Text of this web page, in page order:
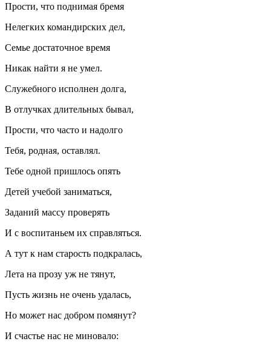
Прости, что поднимая бремя
Нелегких командирских дел,
Семье достаточное время
Никак найти я не умел.
Служебного исполнен долга,
В отлучках длительных бывал,
Прости, что часто и надолго
Тебя, родная, оставлял.
Тебе одной пришлось опять
Детей учебой заниматься,
Заданий массу проверять
И с воспитаньем их справляться.
А тут к нам старость подкралась,
Лета на прозу уж не тянут,
Пусть жизнь не очень удалась,
Но может нас добром помянут?
И счастье нас не миновало: